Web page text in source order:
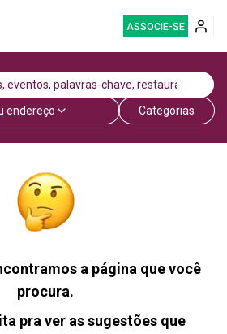
ASSOCIE-SE
endereço Categorias
a página que você
procura.
pra ver as sugestões que